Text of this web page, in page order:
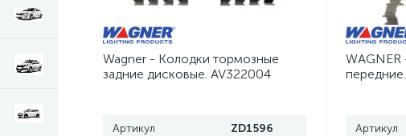
Колодки тормозные передние Ford Explorer 5 1
Лампа, лампочка Dodge Caravan Шланг
Wagner - Колодки тормозные
задние дисковые. AV322004
Артикул ZD1596 Артикул